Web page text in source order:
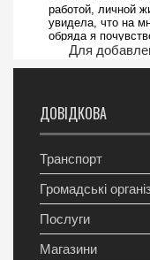
Для
ДОВІДКОВА
Транспорт
Громадські
Послуги
Магазини